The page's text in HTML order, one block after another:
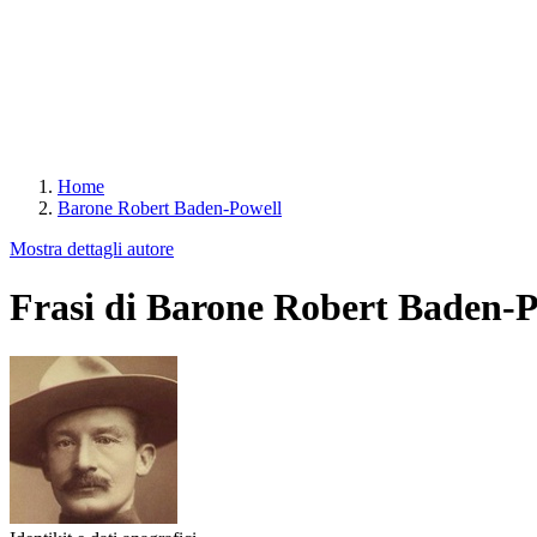
Home
Barone Robert Baden-Powell
Mostra dettagli autore
Frasi di Barone Robert Baden-